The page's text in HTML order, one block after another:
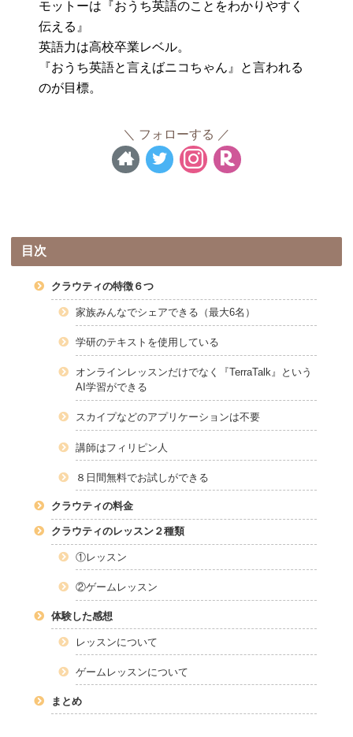
モットーは『おうち英語のことをわかりやすく
伝える』
英語力は高校卒業レベル。
『おうち英語と言えばニコちゃん』と言われる
のが目標。
フォローする
目次
クラウティの特徴６つ
家族みんなでシェアできる（最大6名）
学研のテキストを使用している
オンラインレッスンだけでなく『TerraTalk』という
AI学習ができる
スカイプなどのアプリケーションは不要
講師はフィリピン人
８日間無料でお試しができる
クラウティの料金
クラウティのレッスン２種類
①レッスン
②ゲームレッスン
体験した感想
レッスンについて
ゲームレッスンについて
まとめ